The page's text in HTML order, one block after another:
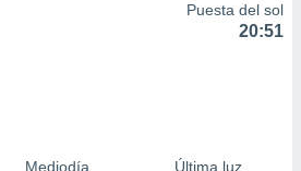
Puesta del sol
20:51
Mediodía
Última luz